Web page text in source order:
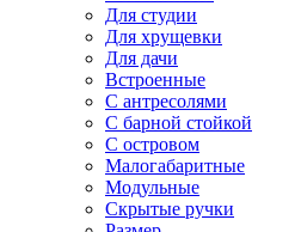
Для студии
Для хрущевки
Для дачи
Встроенные
С антресолями
С барной стойкой
С островом
Малогабаритные
Модульные
Скрытые ручки